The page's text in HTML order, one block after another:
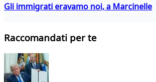
Gli immigrati eravamo noi, a Marcinelle
Raccomandati per te